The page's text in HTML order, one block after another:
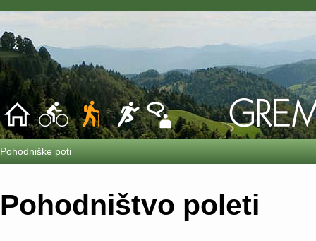
Pohodniške poti
Pohodništvo poleti